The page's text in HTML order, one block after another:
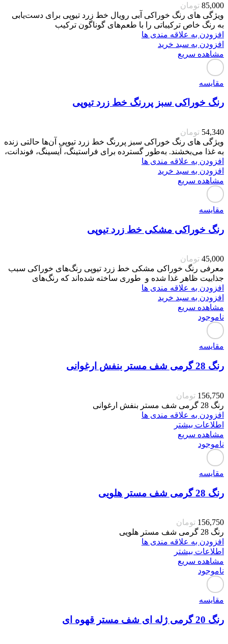
85,000 تومان
ویژگی های رنگ خوراکی آبی رویال خط زرد تیوپی برای دست‌یابی
به رنگ خاص ترکیباتی را با طعم‌های گوناگون ترکیب
افزودن به علاقه مندی ها
افزودن به سبد خرید
مشاهده سریع
مقایسه
رنگ خوراکی سبز پررنگ خط زرد تیوپی
54,340 تومان
ویژگی های رنگ خوراکی سبز پررنگ خط زرد تیوپی آن‌ها حالتی زنده
به غذا می‌بخشند. به‌طور گسترده برای فراستینگ، آیسینگ، فوندانت،
افزودن به علاقه مندی ها
افزودن به سبد خرید
مشاهده سریع
مقایسه
رنگ خوراکی مشکی خط زرد تیوپی
45,000 تومان
معرفی رنگ خوراکی مشکی خط زرد تیوپی رنگ‌های خوراکی سبب
جذابیت ظاهر غذا شده و طوری ساخته شده‌اند که رنگ‌های
افزودن به علاقه مندی ها
افزودن به سبد خرید
مشاهده سریع
ناموجود
مقایسه
رنگ 28 گرمی شف مستر بنفش ارغوانی
156,750 تومان
رنگ 28 گرمی شف مستر بنفش ارغوانی
افزودن به علاقه مندی ها
اطلاعات بیشتر
مشاهده سریع
ناموجود
مقایسه
رنگ 28 گرمی شف مستر هلویی
156,750 تومان
رنگ 28 گرمی شف مستر هلویی
افزودن به علاقه مندی ها
اطلاعات بیشتر
مشاهده سریع
ناموجود
مقایسه
رنگ 20 گرمی ژله ای شف مستر قهوه ای